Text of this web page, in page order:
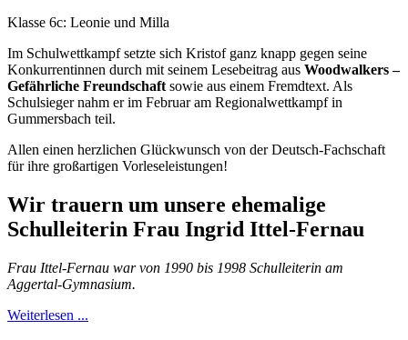
Klasse 6c: Leonie und Milla
Im Schulwettkampf setzte sich Kristof ganz knapp gegen seine
Konkurrentinnen durch mit seinem Lesebeitrag aus Woodwalkers –
Gefährliche Freundschaft sowie aus einem Fremdtext. Als
Schulsieger nahm er im Februar am Regionalwettkampf in
Gummersbach teil.
Allen einen herzlichen Glückwunsch von der Deutsch-Fachschaft
für ihre großartigen Vorleseleistungen!
Wir trauern um unsere ehemalige
Schulleiterin Frau Ingrid Ittel-Fernau
Frau Ittel-Fernau war von 1990 bis 1998 Schulleiterin am
Aggertal-Gymnasium.
Weiterlesen ...